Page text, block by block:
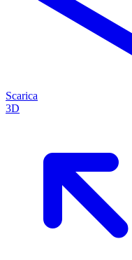
Scarica
3D